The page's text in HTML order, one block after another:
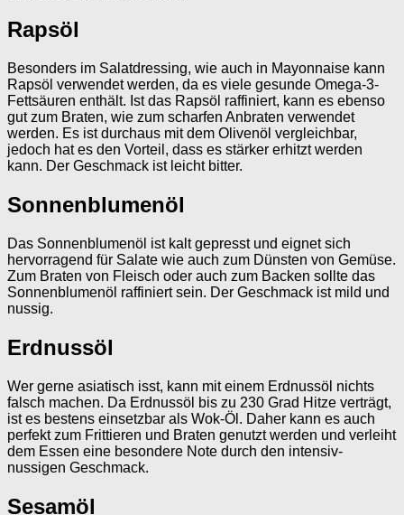
Rapsöl
Besonders im Salatdressing, wie auch in Mayonnaise kann
Rapsöl verwendet werden, da es viele gesunde Omega-3-
Fettsäuren enthält. Ist das Rapsöl raffiniert, kann es ebenso
gut zum Braten, wie zum scharfen Anbraten verwendet
werden. Es ist durchaus mit dem Olivenöl vergleichbar,
jedoch hat es den Vorteil, dass es stärker erhitzt werden
kann. Der Geschmack ist leicht bitter.
Sonnenblumenöl
Das Sonnenblumenöl ist kalt gepresst und eignet sich
hervorragend für Salate wie auch zum Dünsten von Gemüse.
Zum Braten von Fleisch oder auch zum Backen sollte das
Sonnenblumenöl raffiniert sein. Der Geschmack ist mild und
nussig.
Erdnussöl
Wer gerne asiatisch isst, kann mit einem Erdnussöl nichts
falsch machen. Da Erdnussöl bis zu 230 Grad Hitze verträgt,
ist es bestens einsetzbar als Wok-Öl. Daher kann es auch
perfekt zum Frittieren und Braten genutzt werden und verleiht
dem Essen eine besondere Note durch den intensiv-
nussigen Geschmack.
Sesamöl